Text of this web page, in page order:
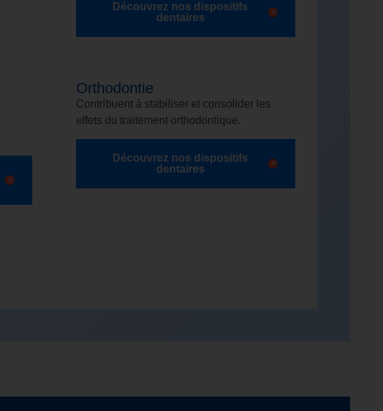
Découvrez nos dispositifs
dentaires
Orthodontie
Contribuent à stabiliser et consolider les
effets du traitement orthodontique.
Découvrez nos dispositifs
dentaires